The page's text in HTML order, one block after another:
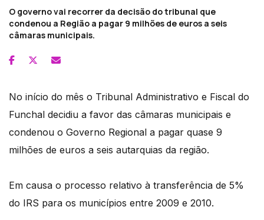
O governo vai recorrer da decisão do tribunal que
condenou a Região a pagar 9 milhões de euros a seis
câmaras municipais.
No início do mês o Tribunal Administrativo e Fiscal do
Funchal decidiu a favor das câmaras municipais e
condenou o Governo Regional a pagar quase 9
milhões de euros a seis autarquias da região.
Em causa o processo relativo à transferência de 5%
do IRS para os municípios entre 2009 e 2010.